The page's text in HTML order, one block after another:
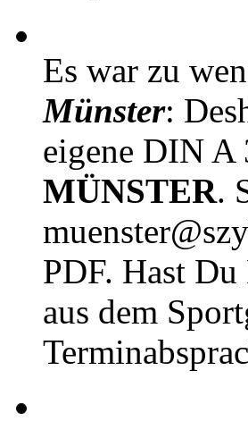
Es war zu
Münster:
eigene DIN
MÜNSTER.
PDF. Hast
aus dem